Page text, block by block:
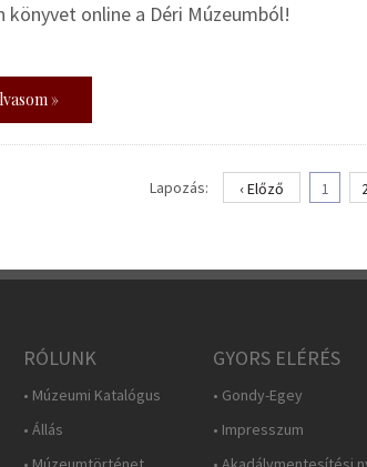
könyvet online a Déri Múzeumból!
»
Lapozás: ‹ Előző 1
RÓLUNK
• Múzeumi Katalógus
• Állás
GYORS ELÉRÉS
• Gondy-Egey
• Impresszum